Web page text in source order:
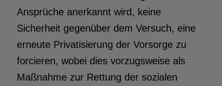
Ansprüche anerkannt wird, keine
Sicherheit gegenüber dem Versuch, eine
erneute Privatisierung der Vorsorge zu
forcieren, wobei dies vorzugsweise als
Maßnahme zur Rettung der sozialen